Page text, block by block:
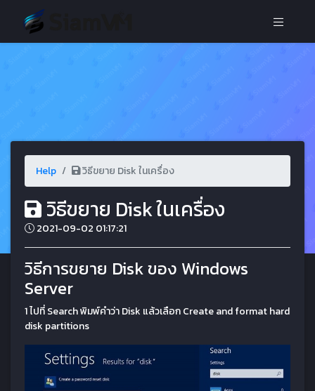
Help วิธีขยาย Disk ในเครื่อง
วิธีขยาย Disk ในเครื่อง
2021-09-02 01:17:21
วิธีการขยาย Disk ของ Windows
Server
1 ไปที่ Search พิมพ์คำว่า Disk แล้วเลือก Create and format hard
disk partitions